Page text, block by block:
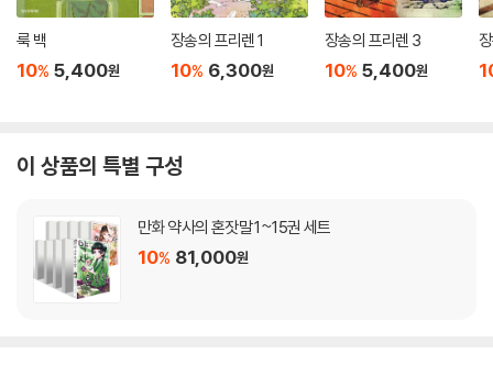
룩 백
10% 5,400원
장송의 프리렌 1
10% 6,300원
장송의 프리렌 3
10% 5,400원
이 상품의 특별 구성
만화 약사의 혼잣말 1~15권 세트
10% 81,000원